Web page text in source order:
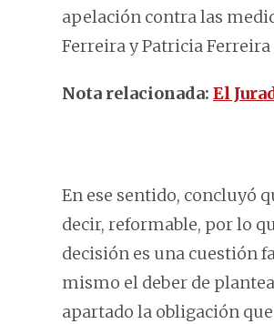
apelación contra las
Ferreira y Patricia
Nota relacionada: El
En ese sentido, concluyó
decir, reformable, por lo
decisión es una cuestión
mismo el deber de
apartado la obligación